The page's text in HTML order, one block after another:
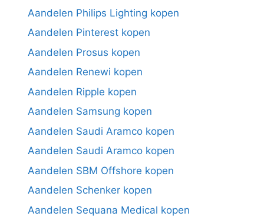
Aandelen Philips Lighting kopen
Aandelen Pinterest kopen
Aandelen Prosus kopen
Aandelen Renewi kopen
Aandelen Ripple kopen
Aandelen Samsung kopen
Aandelen Saudi Aramco kopen
Aandelen Saudi Aramco kopen
Aandelen SBM Offshore kopen
Aandelen Schenker kopen
Aandelen Sequana Medical kopen